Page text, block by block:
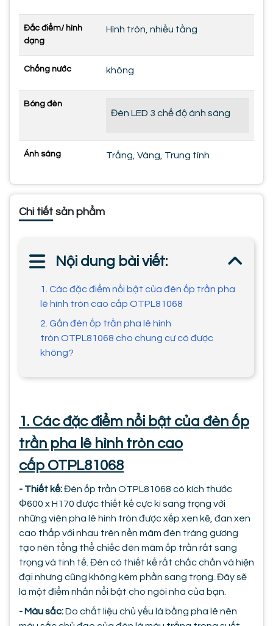
Đắc điểm/ hình
dạng
Hình tròn, nhiều tầng
Chống nước không
Bóng đèn
Đèn LED 3 chế độ ánh sáng
Ánh sáng Trắng, Vàng, Trung tính
Chi tiết sản phẩm
Nội dung bài viết:
1. Các đặc điểm nổi bật của đèn ốp trần pha
lê hình tròn cao cấp OTPL81068
2. Gắn đèn ốp trần pha lê hình
tròn OTPL81068 cho chung cư có được
không?
1. Các đặc điểm nổi bật của đèn ốp
trần pha lê hình tròn cao
cấp OTPL81068
- Thiết kế:Đèn ốp trần OTPL81068 có kích thước
Φ600 x H170 được thiết kế cực kì sang trọng với
những viên pha lê hình tròn được xếp xen kẽ, đan xen
cao thấp với nhau trên nền mâm đèn tráng gương
tạo nên tổng thể chiếc đèn mâm ốp trần rất sang
trọng và tinh tế. Đèn có thiết kế rất chắc chắn và hiện
đại nhưng cũng không kém phần sang trọng. Đây sẽ
là một điểm nhấn nổi bật cho ngôi nhà của bạn.
- Màu sắc:Do chất liệu chủ yếu là bằng pha lê nên